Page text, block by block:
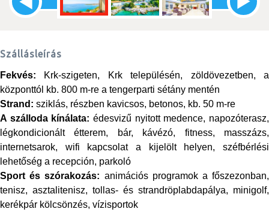
Szállásleírás
Fekvés: Krk-szigeten, Krk településén, zöldövezetben, a
központtól kb. 800 m-re a tengerparti sétány mentén
Strand: sziklás, részben kavicsos, betonos, kb. 50 m-re
A szálloda kínálata: édesvizű nyitott medence, napozóterasz,
légkondicionált étterem, bár, kávézó, fitness, masszázs,
internetsarok, wifi kapcsolat a kijelölt helyen, széfbérlési
lehetőség a recepción, parkoló
Sport és szórakozás: animációs programok a főszezonban,
tenisz, asztalitenisz, tollas- és strandröplabdapálya, minigolf,
kerékpár kölcsönzés, vízisportok